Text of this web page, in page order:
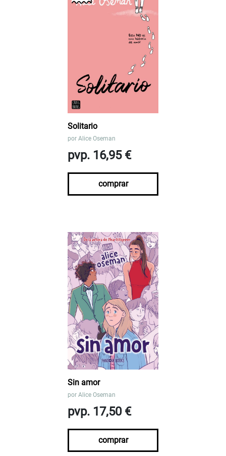
Solitario
por Alice Oseman
pvp. 16,95 €
comprar
Sin amor
por Alice Oseman
pvp. 17,50 €
comprar